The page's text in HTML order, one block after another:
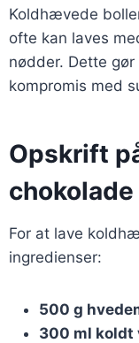
Koldhævede
ofte kan laves
nødder. Dette
kompromis med
Opskrift
chokolade
For at lave
ingredienser:
500 g
300 ml koldt